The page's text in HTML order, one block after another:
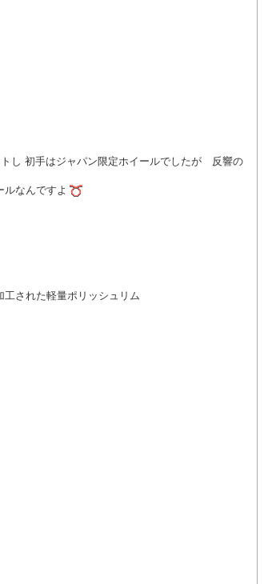
し 初手はジャパン限定ホイールでしたが 反響の
ルなんですよ
工された軽量ポリッシュリム